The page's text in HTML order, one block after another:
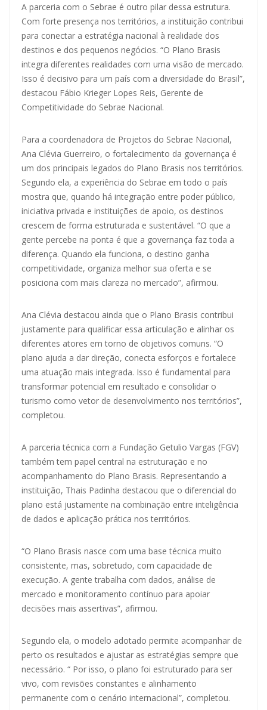
A parceria com o Sebrae é outro pilar dessa estrutura.
Com forte presença nos territórios, a instituição contribui
para conectar a estratégia nacional à realidade dos
destinos e dos pequenos negócios. “O Plano Brasis
integra diferentes realidades com uma visão de mercado.
Isso é decisivo para um país com a diversidade do Brasil”,
destacou Fábio Krieger Lopes Reis, Gerente de
Competitividade do Sebrae Nacional.
Para a coordenadora de Projetos do Sebrae Nacional,
Ana Clévia Guerreiro, o fortalecimento da governança é
um dos principais legados do Plano Brasis nos territórios.
Segundo ela, a experiência do Sebrae em todo o país
mostra que, quando há integração entre poder público,
iniciativa privada e instituições de apoio, os destinos
crescem de forma estruturada e sustentável. “O que a
gente percebe na ponta é que a governança faz toda a
diferença. Quando ela funciona, o destino ganha
competitividade, organiza melhor sua oferta e se
posiciona com mais clareza no mercado”, afirmou.
Ana Clévia destacou ainda que o Plano Brasis contribui
justamente para qualificar essa articulação e alinhar os
diferentes atores em torno de objetivos comuns. “O
plano ajuda a dar direção, conecta esforços e fortalece
uma atuação mais integrada. Isso é fundamental para
transformar potencial em resultado e consolidar o
turismo como vetor de desenvolvimento nos territórios”,
completou.
A parceria técnica com a Fundação Getulio Vargas (FGV)
também tem papel central na estruturação e no
acompanhamento do Plano Brasis. Representando a
instituição, Thais Padinha destacou que o diferencial do
plano está justamente na combinação entre inteligência
de dados e aplicação prática nos territórios.
“O Plano Brasis nasce com uma base técnica muito
consistente, mas, sobretudo, com capacidade de
execução. A gente trabalha com dados, análise de
mercado e monitoramento contínuo para apoiar
decisões mais assertivas”, afirmou.
Segundo ela, o modelo adotado permite acompanhar de
perto os resultados e ajustar as estratégias sempre que
necessário. “ Por isso, o plano foi estruturado para ser
vivo, com revisões constantes e alinhamento
permanente com o cenário internacional”, completou.